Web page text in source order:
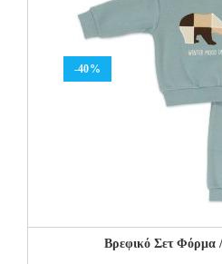
-40%
Βρεφικό Σετ Φόρμα